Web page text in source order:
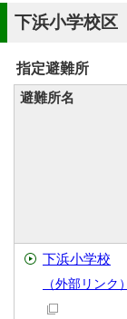
下浜小学校区
指定避難所
避難所名
下浜小学校
（外部リンク）